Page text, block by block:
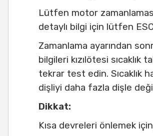
Lütfen motor
detaylı bilgi için lütfen
Zamanlama ayarından
bilgileri kızılötesi sıcaklık
tekrar test edin. Sıcaklık
dişliyi daha fazla dişle
Dikkat:
Kısa devreleri önlemek